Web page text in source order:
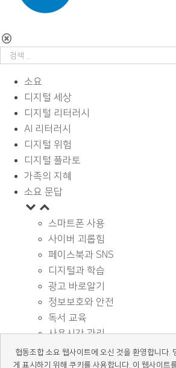
소요
디지털 세상
디지털 리터러시
AI 리터러시
디지털 위험
디지털 플라토
가족의 지혜
소요 문답
스마트폰 사용
사이버 괴롭힘
페이스북과 SNS
디지털과 학습
광고 바로알기
정보보호와 안전
독서 교육
사용시간 관리
기타
디지털 상식
협동조합 소요 웹사이트에 오신 것을 환영합니다.
게 표시하기 위해 쿠키를 사용합니다. 이 웹사이트